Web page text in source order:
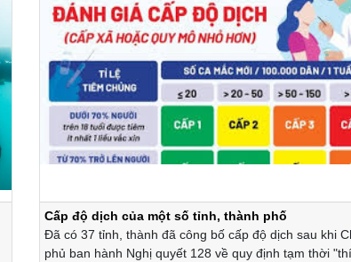
Cấp độ dịch của một số tỉnh, thành phố
Đã có 37 tỉnh, thành đã công bố cấp độ dịch sau khi
phủ ban hành Nghị quyết 128 về quy định tạm thời